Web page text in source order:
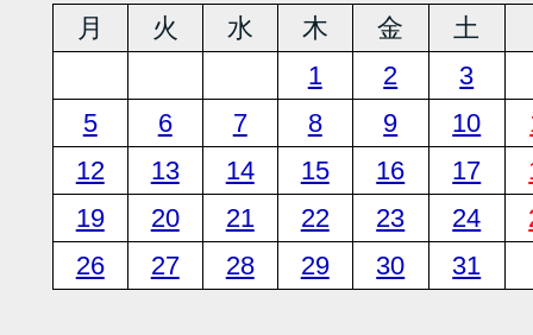
月 火 水 木 金 土
1
2
3
5
6 7 8 9 10
12
13 14 15 16 17
19
20 21 22 23 24
26
27 28 29 30 31